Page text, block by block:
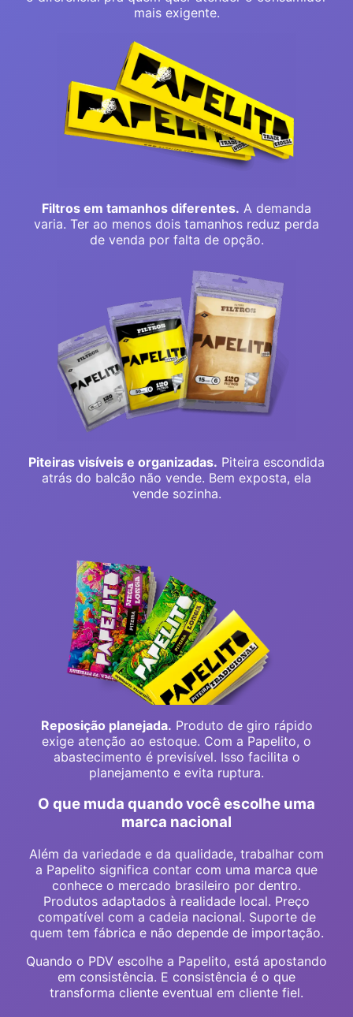
mais exigente.
Filtros em tamanhos diferentes. A demanda
varia. Ter ao menos dois tamanhos reduz perda
de venda por falta de opção.
Piteiras visíveis e organizadas. Piteira escondida
atrás do balcão não vende. Bem exposta, ela
vende sozinha.
Reposição planejada. Produto de giro rápido
exige atenção ao estoque. Com a Papelito, o
abastecimento é previsível. Isso facilita o
planejamento e evita ruptura.
O que muda quando você escolhe uma
marca nacional
Além da variedade e da qualidade, trabalhar com
a Papelito significa contar com uma marca que
conhece o mercado brasileiro por dentro.
Produtos adaptados à realidade local. Preço
compatível com a cadeia nacional. Suporte de
quem tem fábrica e não depende de importação.
Quando o PDV escolhe a Papelito, está apostando
em consistência. E consistência é o que
transforma cliente eventual em cliente fiel.